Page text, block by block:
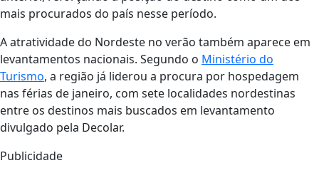
mais procurados do país nesse período.
A atratividade do Nordeste no verão também aparece em
levantamentos nacionais. Segundo o Ministério do
Turismo, a região já liderou a procura por hospedagem
nas férias de janeiro, com sete localidades nordestinas
entre os destinos mais buscados em levantamento
divulgado pela Decolar.
Publicidade